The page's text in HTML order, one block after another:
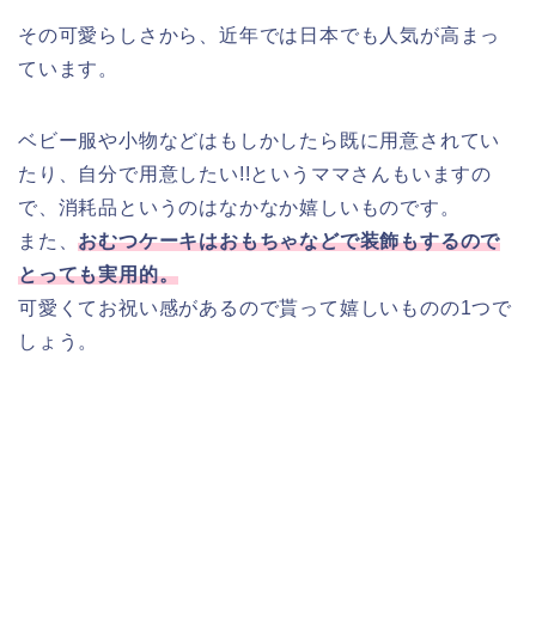
その可愛らしさから、近年では日本でも人気が高まっ
ています。
ベビー服や小物などはもしかしたら既に用意されてい
たり、自分で用意したい!!というママさんもいますの
で、消耗品というのはなかなか嬉しいものです。
また、おむつケーキはおもちゃなどで装飾もするので
とっても実用的。
可愛くてお祝い感があるので貰って嬉しいものの1つで
しょう。